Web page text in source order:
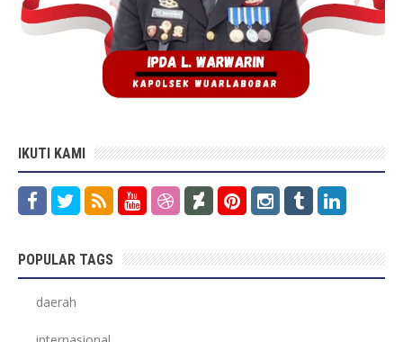
IKUTI KAMI
POPULAR TAGS
daerah